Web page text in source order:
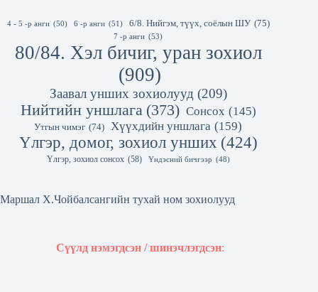
4 - 5 -р анги (50) 6 -р анги (51) 6/8. Нийгэм, түүх, соёлын ШУ (75)
7 -р анги (53)
80/84. Хэл бичиг, уран зохиол
(909)
Заавал унших зохиолууд (209)
Нийтийн уншлага (373) Сонсох (145)
Утгын чимэг (74) Хүүхдийн уншлага (159)
Үлгэр, домог, зохиол унших (424)
Үлгэр, зохиол сонсох (58) Үндэсний бичгээр (48)
Маршал Х.Чойбалсангийн тухай ном зохиолууд
Сүүлд нэмэгдсэн / шинэчлэгдсэн: